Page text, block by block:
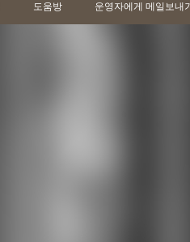
도움방 운영자에게 메일보내